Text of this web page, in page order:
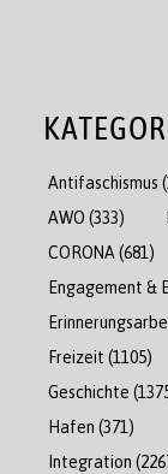
Antifaschismus
AWO (333)
CORONA(681)
Engagement &
Freizeit (1105)
Geschichte
Hafen (371)
Integration